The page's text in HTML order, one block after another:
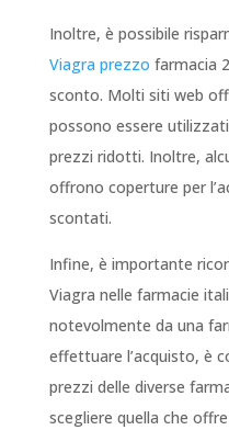
Inoltre, è possibile
Viagra prezzo farmacia
sconto. Molti siti web
possono essere
prezzi ridotti. Inoltre,
offrono coperture per
scontati.
Infine, è importante
Viagra nelle farmacie
notevolmente da una
effettuare l’acquisto, è
prezzi delle diverse
scegliere quella che